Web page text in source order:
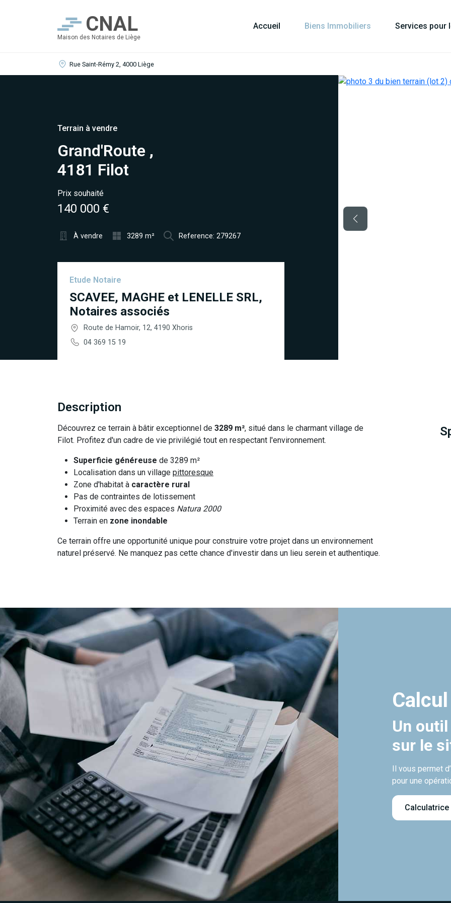
Rue Saint-Rémy 2, 4000 Liège
CNAL
Maison des Notaires de Liège
Accueil Biens Immobiliers Services pour
Terrain à vendre
Grand'Route ,
4181 Filot
Prix souhaité
140 000 €
À vendre 3289 m² Reference: 279267
Etude Notaire
SCAVEE, MAGHE et LENELLE SRL,
Notaires associés
Route de Hamoir, 12, 4190 Xhoris
04 369 15 19
Description
Découvrez ce terrain à bâtir exceptionnel de 3289 m², situé dans le charmant village de
Filot. Profitez d'un cadre de vie privilégié tout en respectant l'environnement.
Superficie généreuse de 3289 m²
Localisation dans un village pittoresque
Zone d'habitat à caractère rural
Pas de contraintes de lotissement
Proximité avec des espaces Natura 2000
Terrain en zone inondable
Ce terrain offre une opportunité unique pour construire votre projet dans un environnement
naturel préservé. Ne manquez pas cette chance d'investir dans un lieu serein et authentique.
Un
sur le
Il vous permet
pour une